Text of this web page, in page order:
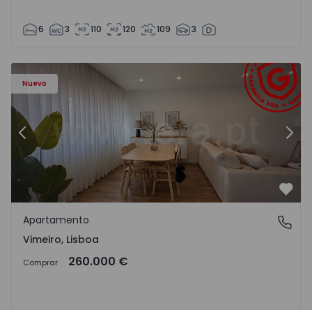
6 3 110 120 109 3
Nuevo
Apartamento T1 Lourinhã, Vimeiro - 1575406 - 1
Anterior
Vimeiro, Lisboa
Apartamento
Vimeiro, Lisboa
Comprar 260.000 €